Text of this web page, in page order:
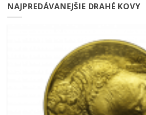
NAJPREDÁVANEJŠIE DRAHÉ KOVY